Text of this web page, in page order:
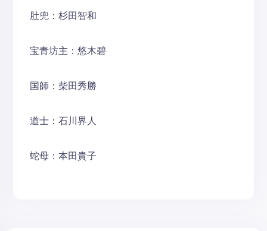
肚兜：杉田智和
宝青坊主：悠木碧
国師：柴田秀勝
道士：石川界人
蛇母：本田貴子